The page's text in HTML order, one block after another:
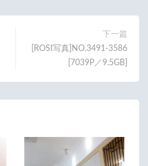
下一篇
[ROSI写真]NO.3491-3586
[7039P／9.5GB]